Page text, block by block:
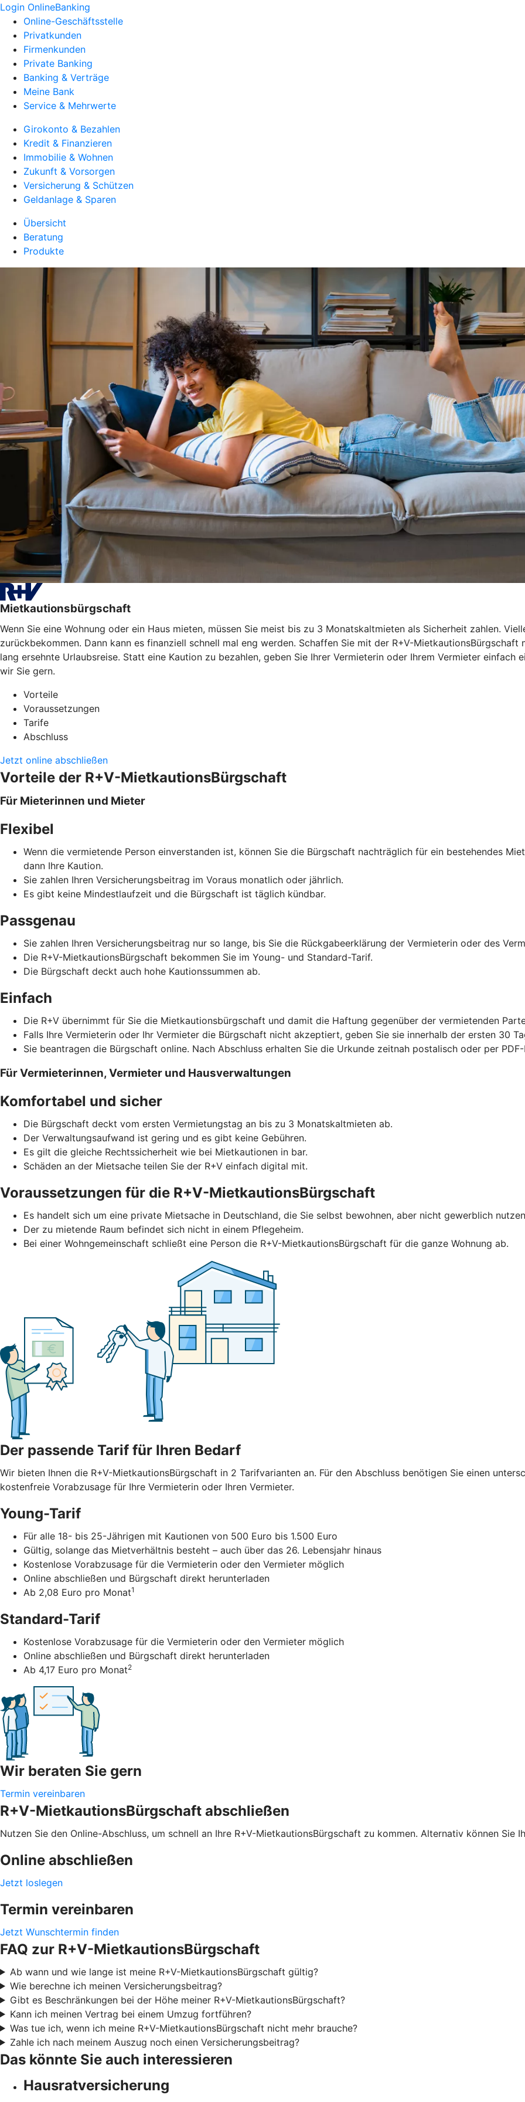
Login OnlineBanking
Online-Geschäftsstelle
Privatkunden
Firmenkunden
Private Banking
Banking & Verträge
Meine Bank
Service & Mehrwerte
Girokonto & Bezahlen
Kredit & Finanzieren
Immobilie & Wohnen
Zukunft & Vorsorgen
Versicherung & Schützen
Geldanlage & Sparen
Übersicht
Beratung
Produkte
Mietkautionsbürgschaft
Wenn Sie eine Wohnung oder ein Haus mieten, müssen Sie meist bis zu 3 Monatskaltmieten als Sicherheit zahlen.
zurückbekommen. Dann kann es finanziell schnell mal eng werden. Schaffen Sie mit der R+V-
lang ersehnte Urlaubsreise. Statt eine Kaution zu bezahlen, geben Sie Ihrer Vermieterin oder Ihrem Vermieter einfach
wir Sie gern.
Vorteile
Voraussetzungen
Tarife
Abschluss
Jetzt online abschließen
Vorteile der R+V-MietkautionsBürgschaft
Für Mieterinnen und Mieter
Flexibel
Wenn die vermietende Person einverstanden ist, können Sie die Bürgschaft nachträglich für ein bestehendes
dann Ihre Kaution.
Sie zahlen Ihren Versicherungsbeitrag im Voraus monatlich oder jährlich.
Es gibt keine Mindestlaufzeit und die Bürgschaft ist täglich kündbar.
Passgenau
Sie zahlen Ihren Versicherungsbeitrag nur so lange, bis Sie die Rückgabeerklärung der Vermieterin oder des
Die R+V-MietkautionsBürgschaft bekommen Sie im Young- und Standard-Tarif.
Die Bürgschaft deckt auch hohe Kautionssummen ab.
Einfach
Die R+V übernimmt für Sie die Mietkautionsbürgschaft und damit die Haftung gegenüber der vermietenden
Falls Ihre Vermieterin oder Ihr Vermieter die Bürgschaft nicht akzeptiert, geben Sie sie innerhalb der ersten 30
Sie beantragen die Bürgschaft online. Nach Abschluss erhalten Sie die Urkunde zeitnah postalisch oder per
Für Vermieterinnen, Vermieter und Hausverwaltungen
Komfortabel und sicher
Die Bürgschaft deckt vom ersten Vermietungstag an bis zu 3 Monatskaltmieten ab.
Der Verwaltungsaufwand ist gering und es gibt keine Gebühren.
Es gilt die gleiche Rechtssicherheit wie bei Mietkautionen in bar.
Schäden an der Mietsache teilen Sie der R+V einfach digital mit.
Voraussetzungen für die R+V-MietkautionsBürgschaft
Es handelt sich um eine private Mietsache in Deutschland, die Sie selbst bewohnen, aber nicht gewerblich
Der zu mietende Raum befindet sich nicht in einem Pflegeheim.
Bei einer Wohngemeinschaft schließt eine Person die R+V-MietkautionsBürgschaft für die ganze Wohnung ab.
Der passende Tarif für Ihren Bedarf
Wir bieten Ihnen die R+V-MietkautionsBürgschaft in 2 Tarifvarianten an. Für den Abschluss benötigen Sie einen
kostenfreie Vorabzusage für Ihre Vermieterin oder Ihren Vermieter.
Young-Tarif
Für alle 18- bis 25-Jährigen mit Kautionen von 500 Euro bis 1.500 Euro
Gültig, solange das Mietverhältnis besteht – auch über das 26. Lebensjahr hinaus
Kostenlose Vorabzusage für die Vermieterin oder den Vermieter möglich
Online abschließen und Bürgschaft direkt herunterladen
Ab 2,08 Euro pro Monat1
Standard-Tarif
Kostenlose Vorabzusage für die Vermieterin oder den Vermieter möglich
Online abschließen und Bürgschaft direkt herunterladen
Ab 4,17 Euro pro Monat2
Wir beraten Sie gern
Termin vereinbaren
R+V-MietkautionsBürgschaft abschließen
Nutzen Sie den Online-Abschluss, um schnell an Ihre R+V-MietkautionsBürgschaft zu kommen. Alternativ können Sie
Online abschließen
Jetzt loslegen
Termin vereinbaren
Jetzt Wunschtermin finden
FAQ zur R+V-MietkautionsBürgschaft
Ab wann und wie lange ist meine R+V-MietkautionsBürgschaft gültig?
Wie berechne ich meinen Versicherungsbeitrag?
Gibt es Beschränkungen bei der Höhe meiner R+V-MietkautionsBürgschaft?
Kann ich meinen Vertrag bei einem Umzug fortführen?
Was tue ich, wenn ich meine R+V-MietkautionsBürgschaft nicht mehr brauche?
Zahle ich nach meinem Auszug noch einen Versicherungsbeitrag?
Das könnte Sie auch interessieren
Hausratversicherung